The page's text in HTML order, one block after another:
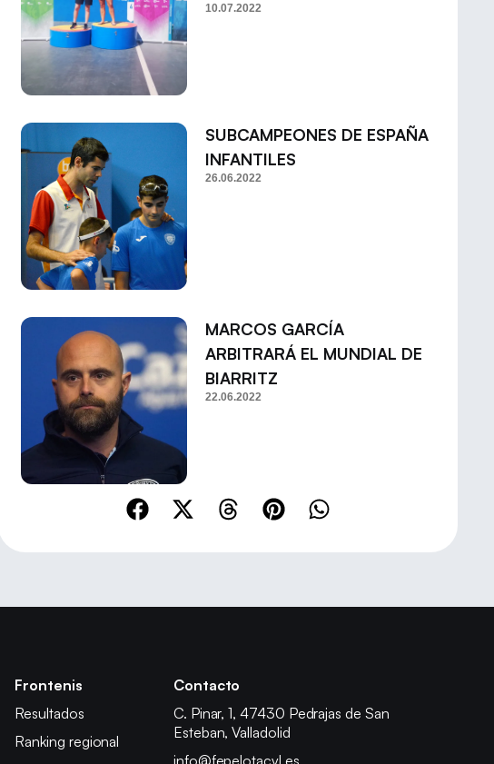
10.07.2022
SUBCAMPEONES DE ESPAÑA
INFANTILES
26.06.2022
MARCOS GARCÍA
ARBITRARÁ EL MUNDIAL DE
BIARRITZ
22.06.2022
Frontenis
Resultados
Ranking regional
Contacto
C. Pinar, 1, 47430 Pedrajas de San
Esteban, Valladolid